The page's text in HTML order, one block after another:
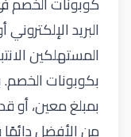
البريد
المستهلكين
بكوبونات
بمبلغ معين،
من الأفضل دائمًا